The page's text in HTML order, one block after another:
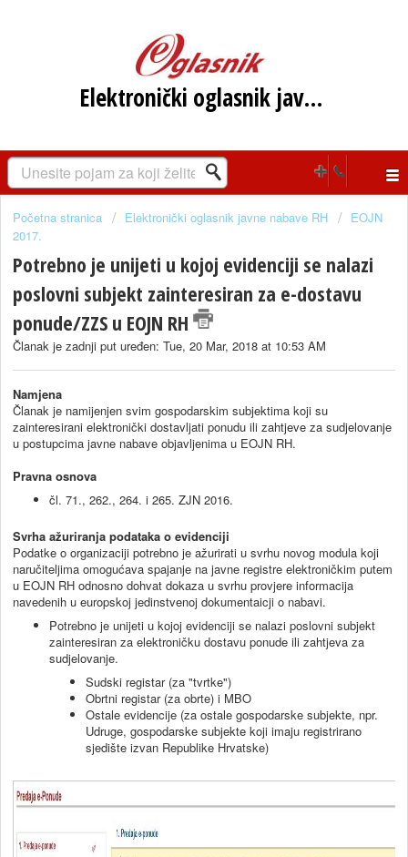
Elektronički oglasnik javne nabave RH
Početna stranica Elektronički oglasnik javne nabave RH
EOJN
2017.
Potrebno je unijeti u kojoj evidenciji se nalazi
poslovni subjekt zainteresiran za e-dostavu
ponude/ZZS u EOJN RH
Članak je zadnji put uređen: Tue, 20 Mar, 2018 at 10:53 AM
Namjena
Članak je namijenjen svim gospodarskim subjektima koji su
zainteresirani elektronički dostavljati ponudu ili zahtjeve za sudjelovanje
u postupcima javne nabave objavljenima u EOJN RH.
Pravna osnova
čl. 71., 262., 264. i 265. ZJN 2016.
Svrha ažuriranja podataka o evidenciji
Podatke o organizaciji potrebno je ažurirati u svrhu novog modula koji
naručiteljima omogućava spajanje na javne registre elektroničkim putem
u EOJN RH odnosno dohvat dokaza u svrhu provjere informacija
navedenih u europskoj jedinstvenoj dokumentaicji o nabavi.
Potrebno je unijeti u kojoj evidenciji se nalazi poslovni subjekt
zainteresiran za elektroničku dostavu ponude ili zahtjeva za
sudjelovanje.
Sudski registar (za "tvrtke")
Obrtni registar (za obrte) i MBO
Ostale evidencije (za ostale gospodarske subjekte, npr.
Udruge, gospodarske subjekte koji imaju registrirano
sjedište izvan Republike Hrvatske)